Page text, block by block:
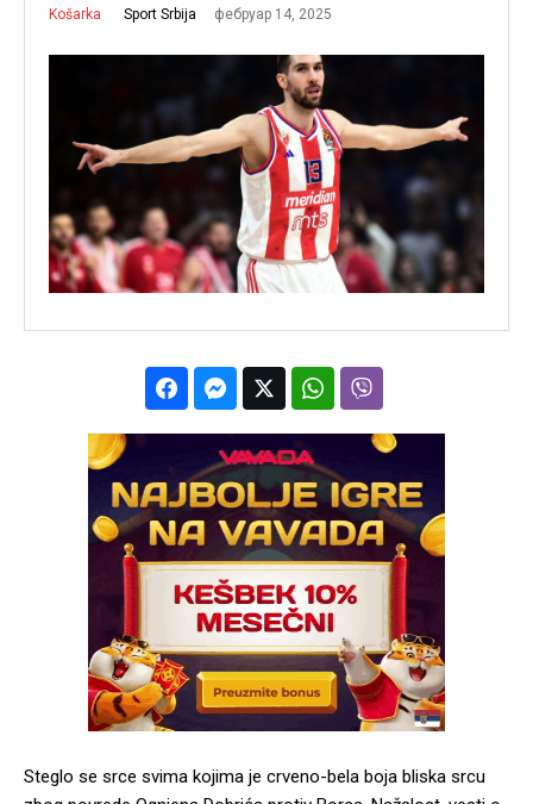
Košarka Sport Srbija фебруар 14, 2025
Steglo se srce svima kojima je crveno-bela boja bliska srcu